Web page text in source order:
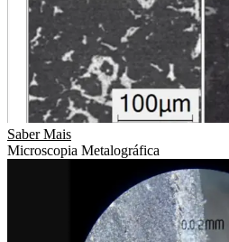
Saber Mais
Microscopia Metalográfica